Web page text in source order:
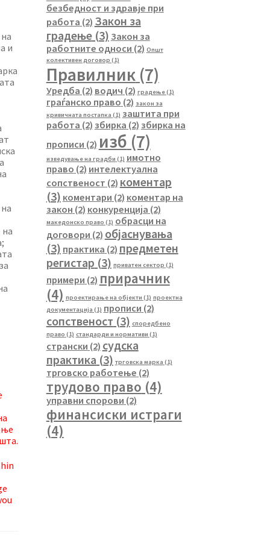
и
на
безбедност и здравје при
работа (2) Закон за
градење(3) Закон за
работните односи (2) Општ
колективен договор (1)
Правилник(7)
Уредба (2) водич (2) градење(1)
граѓанско право (2) закон за
кривичната постапка (1) заштита при
работа (2) збирка (2) збирка на
прописи (2) изб (7)
изведување на градби (1) имотно
право (2) интелектуална
сопственост (2) коментар
(3) коментари (2) коментар на
закон (2) конкуренција (2)
македонско право (1) обрасци на
договори (2) објаснувања
(3) практика (2) предметен
регистар (3) приватен сектор (1)
примери (2) прирачник
(4) проектирање на објекти (1) проектна
документација (1) прописи (2)
сопственост (3) споредбено
право (1) стандарди и нормативи (1)
странски (2) судска
практика (3) трговска марка (1)
трговско работење (2)
трудово право (4)
управни спорови (2)
финансиски истраги
(4)